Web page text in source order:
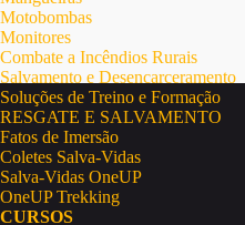
Motobombas
Monitores
Combate a Incêndios Rurais
Salvamento e Desencarceramento
Soluções de Treino e Formação
RESGATE E SALVAMENTO
Fatos de Imersão
Coletes Salva-Vidas
Salva-Vidas OneUP
OneUP Trekking
CURSOS